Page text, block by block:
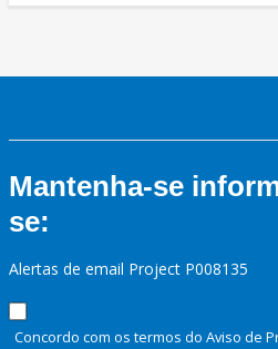
Mantenha-se
se:
Alertas de email Project P008135
Concordo com os termos do Aviso de